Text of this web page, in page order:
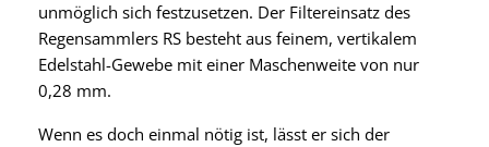
unmöglich sich festzusetzen. Der Filtereinsatz des
Regensammlers RS besteht aus feinem, vertikalem
Edelstahl-Gewebe mit einer Maschenweite von nur
0,28 mm.
Wenn es doch einmal nötig ist, lässt er sich der